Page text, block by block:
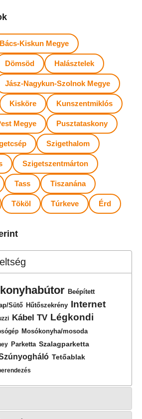
Bács-Kiskun Megye
Dömsöd Halásztelek
Jász-Nagykun-Szolnok Megye
Kisköre Kunszentmiklós
Megye Pusztataskony
Szigethalom
Szigetszentmárton
Tass Tiszanána
Tököl Túrkeve Érd
Beépített
Sütő Hűtőszekrény Internet
Kábel TV Légkondi
Mosókonyha/mosoda
Parketta Szalagparketta
Tetőablak